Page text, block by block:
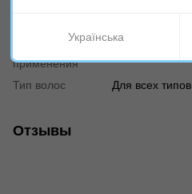
применения
Тип волос Для всех типов
Отзывы
Українська